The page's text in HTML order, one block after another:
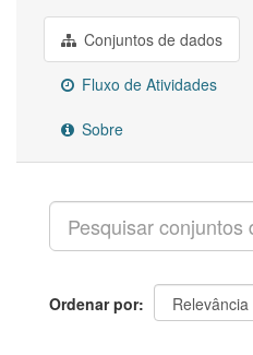
Conjuntos de dados
Fluxo de Atividades
Sobre
Ordenar por